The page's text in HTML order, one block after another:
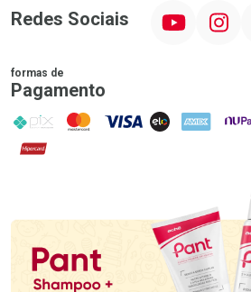
Redes Sociais
formas de
Pagamento
PIX MasterCard
VISA ELO AMEX
Hipercard
Promoção em